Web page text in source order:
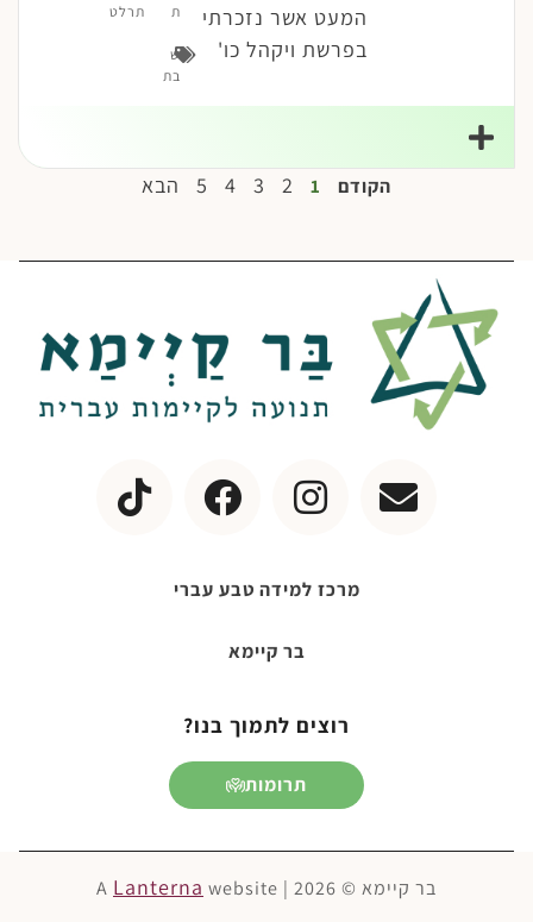
המעט אשר נזכרתי
בפרשת ויקהל כו'
ת
ש
בת
תרלט
הקודם 1
2
3
4
5 הבא
מרכז למידה טבע עברי
בר קיימא
רוצים לתמוך בנו?
תרומות
בר קיימא © 2026 | A Lanterna website